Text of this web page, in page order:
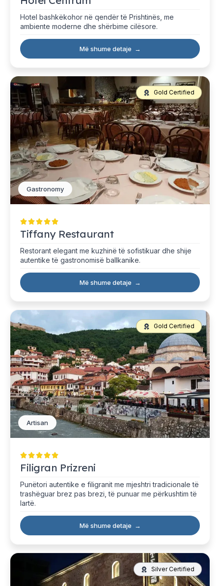
Hotel bashkëkohor në qendër të Prishtinës, me
ambiente moderne dhe shërbime cilësore.
Më shume detaje →
Gold Certified
Gastronomy
Tiffany Restaurant
Restorant elegant me kuzhinë të sofistikuar dhe shije
autentike të gastronomisë ballkanike.
Më shume detaje →
Gold Certified
Artisan
Filigran Prizreni
Punëtori autentike e filigranit me mjeshtri tradicionale të
trashëguar brez pas brezi, të punuar me përkushtim të
lartë.
Më shume detaje →
Silver Certified